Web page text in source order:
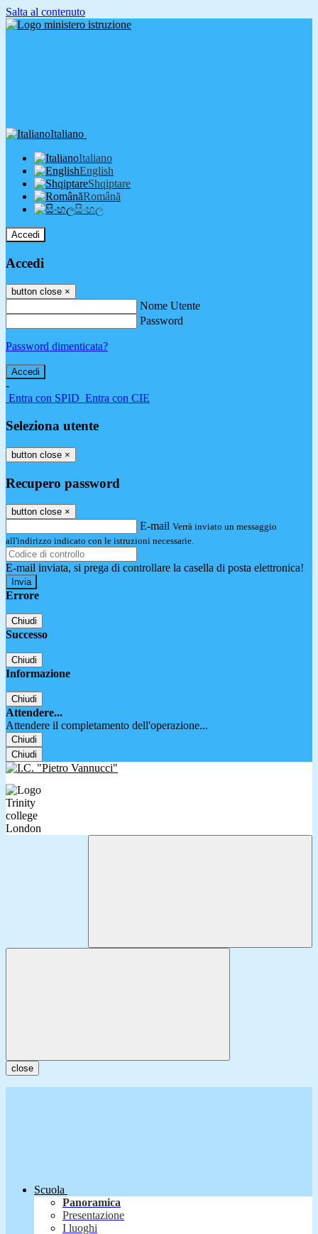
Salta al contenuto
Italiano
Italiano
English
Shqiptare
Română
සිංහල
Accedi
Accedi
button close ×
Nome Utente
Password
Password dimenticata?
-
Entra con SPID Entra con CIE
Seleziona utente
button close ×
Recupero password
button close ×
E-mail Verrà inviato un messaggio
all'indirizzo indicato con le istruzioni necessarie.
E-mail inviata, si prega di controllare la casella di posta elettronica!
Errore
Chiudi
Successo
Chiudi
Informazione
Chiudi
Attendere...
Attendere il completamento dell'operazione...
Chiudi
Chiudi
close
Scuola
Panoramica
Presentazione
I luoghi